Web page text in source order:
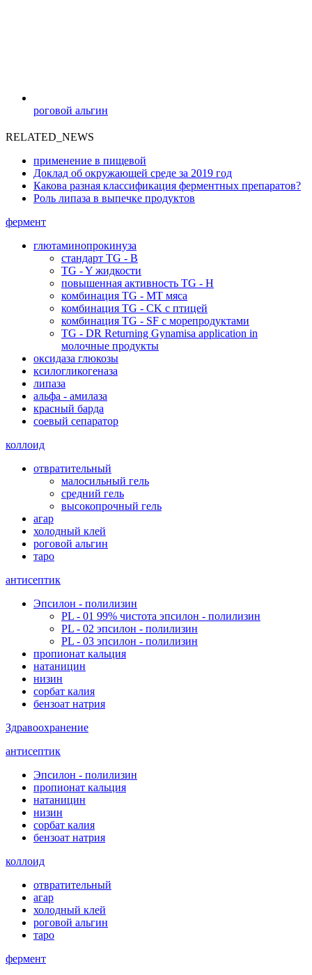
роговой альгин
RELATED_NEWS
применение в пищевой
Доклад об окружающей среде за 2019 год
Какова разная классификация ферментных препаратов?
Роль липаза в выпечке продуктов
фермент
глютаминопрокинуза
стандарт TG - B
TG - Y жидкости
повышенная активность TG - H
комбинация TG - MT мяса
комбинация TG - CK с птицей
комбинация TG - SF с морепродуктами
TG - DR Returning Gynamisa application in
молочные продукты
оксидаза глюкозы
ксилогликогеназа
липаза
альфа - амилаза
красный барда
соевый сепаратор
коллоид
отвратительный
малосильный гель
средний гель
высокопрочный гель
агар
холодный клей
роговой альгин
таро
антисептик
Эпсилон - полилизин
PL - 01 99% чистота эпсилон - полилизин
PL - 02 эпсилон - полилизин
PL - 03 эпсилон - полилизин
пропионат кальция
натаницин
низин
сорбат калия
бензоат натрия
Здравоохранение
антисептик
Эпсилон - полилизин
пропионат кальция
натаницин
низин
сорбат калия
бензоат натрия
коллоид
отвратительный
агар
холодный клей
роговой альгин
таро
фермент